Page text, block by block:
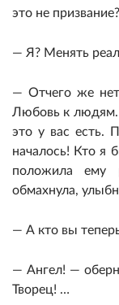
это не призвание?
— Я? Менять
— Отчего же
Любовь к людям.
это у вас есть.
началось! Кто я
положила ему
обмахнула,
— А кто вы
— Ангел! —
Творец! …